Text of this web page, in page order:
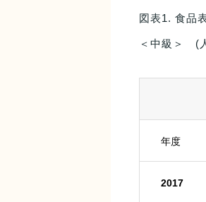
図表1. 食品
＜中級＞ (
年度
2017